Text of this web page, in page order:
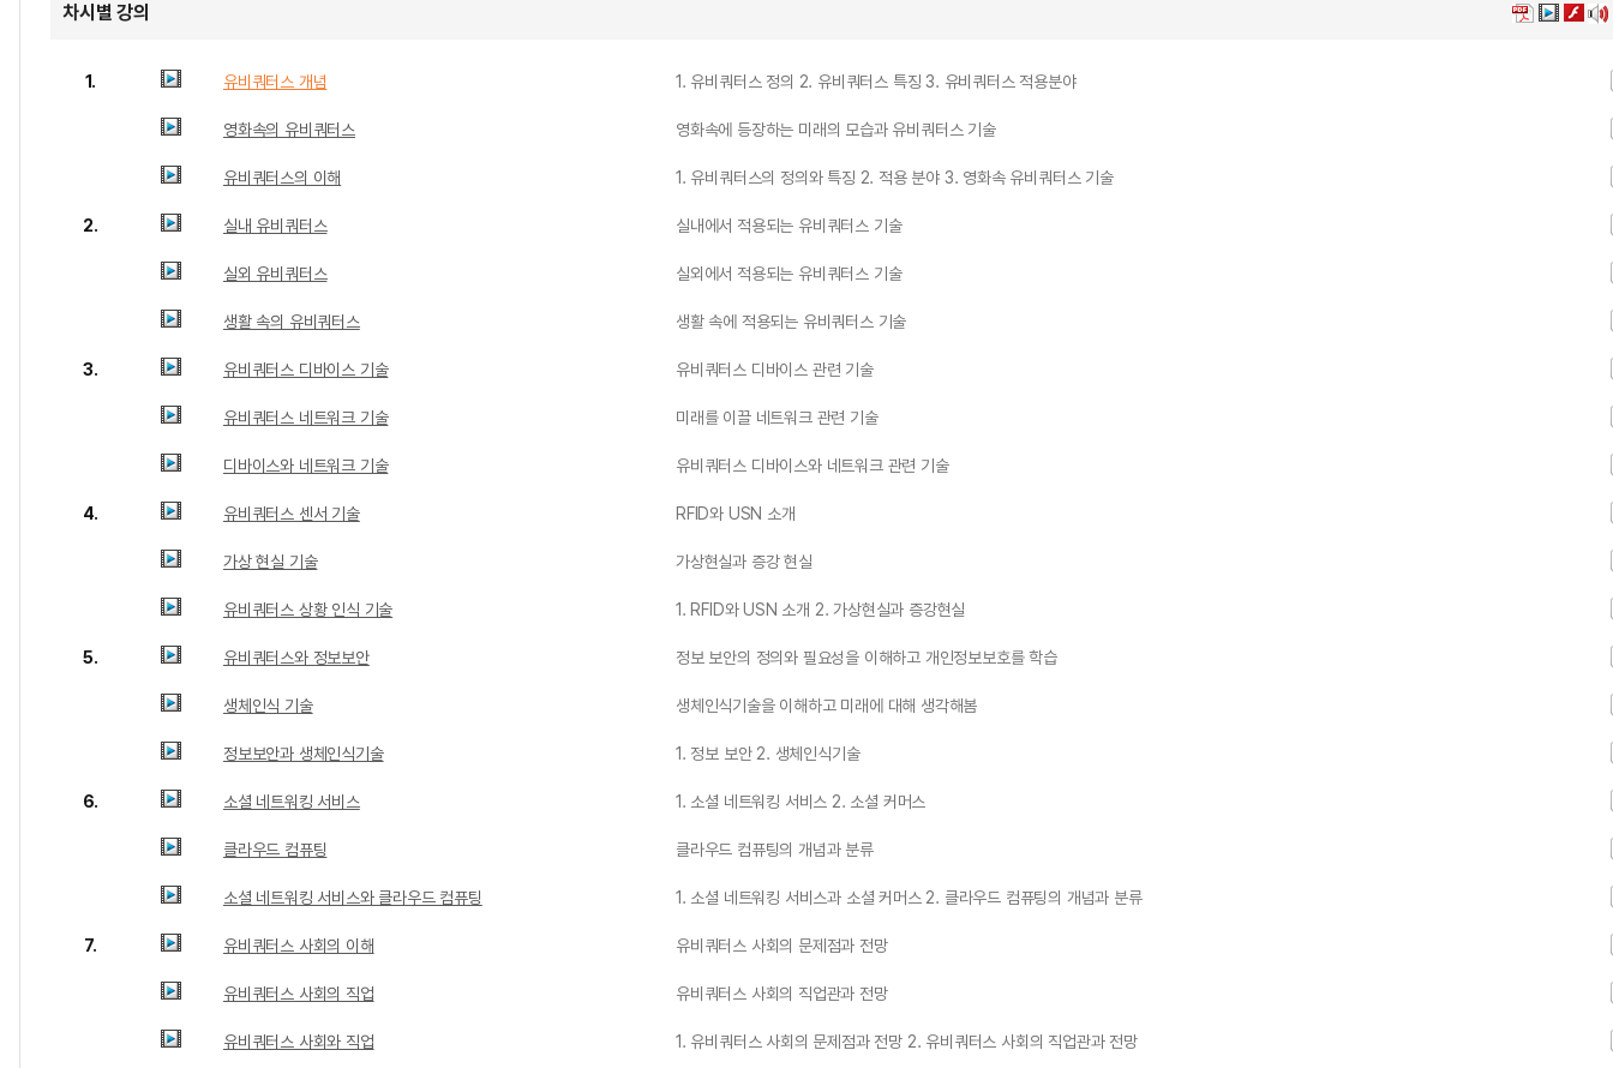
차시별 강의
1. 유비쿼터스 개념 1. 유비쿼터스 정의 2. 유비쿼터스 특징 3. 유비쿼터스 적용분야
영화속의 유비쿼터스 영화속에 등장하는 미래의 모습과 유비쿼터스 기술
유비쿼터스의 이해 1. 유비쿼터스의 정의와 특징 2. 적용 분야 3. 영화속 유비쿼터스 기술
2. 실내 유비쿼터스 실내에서 적용되는 유비쿼터스 기술
실외 유비쿼터스 실외에서 적용되는 유비쿼터스 기술
생활 속의 유비쿼터스 생활 속에 적용되는 유비쿼터스 기술
3. 유비쿼터스 디바이스 기술 유비쿼터스 디바이스 관련 기술
유비쿼터스 네트워크 기술 미래를 이끌 네트워크 관련 기술
디바이스와 네트워크 기술 유비쿼터스 디바이스와 네트워크 관련 기술
4. 유비쿼터스 센서 기술 RFID와 USN 소개
가상 현실 기술 가상현실과 증강 현실
유비쿼터스 상황 인식 기술 1. RFID와 USN 소개 2. 가상현실과 증강현실
5. 유비쿼터스와 정보보안 정보 보안의 정의와 필요성을 이해하고 개인정보보호를 학습
생체인식 기술 생체인식기술을 이해하고 미래에 대해 생각해봄
정보보안과 생체인식기술 1. 정보 보안 2. 생체인식기술
6. 소셜 네트워킹 서비스 1. 소셜 네트워킹 서비스 2. 소셜 커머스
클라우드 컴퓨팅 클라우드 컴퓨팅의 개념과 분류
소셜 네트워킹 서비스와 클라우드 컴퓨팅 1. 소셜 네트워킹 서비스과 소셜 커머스 2. 클라우드 컴퓨팅의 개념과 분류
7. 유비쿼터스 사회의 이해 유비쿼터스 사회의 문제점과 전망
유비쿼터스 사회의 직업 유비쿼터스 사회의 직업관과 전망
유비쿼터스 사회와 직업 1. 유비쿼터스 사회의 문제점과 전망 2. 유비쿼터스 사회의 직업관과 전망